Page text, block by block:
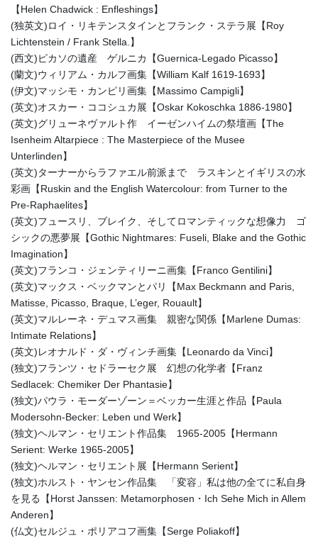
【Helen Chadwick : Enfleshings】
(独英文)ロイ・リキテンスタインとフランク・ステラ展【Roy
Lichtenstein / Frank Stella.】
(西文)ピカソの遺産 ゲルニカ【Guernica-Legado Picasso】
(蘭文)ウィリアム・カルフ画集【William Kalf 1619-1693】
(伊文)マッシモ・カンピリ画集【Massimo Campigli】
(英文)オスカー・ココシュカ展【Oskar Kokoschka 1886-1980】
(英文)グリューネヴァルト作 イーゼンハイムの祭壇画【The
Isenheim Altarpiece : The Masterpiece of the Musee
Unterlinden】
(英文)ターナーからラファエル前派まで ラスキンとイギリスの水
彩画【Ruskin and the English Watercolour: from Turner to the
Pre-Raphaelites】
(英文)フュースリ、ブレイク、そしてロマンティックな想像力 ゴ
シックの悪夢展【Gothic Nightmares: Fuseli, Blake and the Gothic
Imagination】
(英文)フランコ・ジェンティリーニ画集【Franco Gentilini】
(英文)マックス・ベックマンとパリ【Max Beckmann and Paris,
Matisse, Picasso, Braque, L’eger, Rouault】
(英文)マルレーネ・デュマス画集 親密な関係【Marlene Dumas:
Intimate Relations】
(英文)レオナルド・ダ・ヴィンチ画集【Leonardo da Vinci】
(独文)フランツ・セドラーセク展 幻想の化学者【Franz
Sedlacek: Chemiker Der Phantasie】
(独文)パウラ・モーダーゾーン＝ベッカー生涯と作品【Paula
Modersohn-Becker: Leben und Werk】
(独文)ヘルマン・セリエント作品集 1965-2005【Hermann
Serient: Werke 1965-2005】
(独文)ヘルマン・セリエント展【Hermann Serient】
(独文)ホルスト・ヤンセン作品集 「変容」私は他の全てに私自身
を見る【Horst Janssen: Metamorphosen・Ich Sehe Mich in Allem
Anderen】
(仏文)セルジュ・ポリアコフ画集【Serge Poliakoff】